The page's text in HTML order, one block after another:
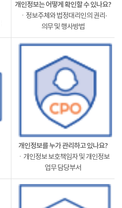
개인정보는 어떻게 확인할 수 있나요?
ㆍ정보주체와 법정대리인의 권리·
의무 및 행사방법
개인정보를 누가 관리하고 있나요?
ㆍ개인정보 보호책임자 및 개인정보
업무 담당부서